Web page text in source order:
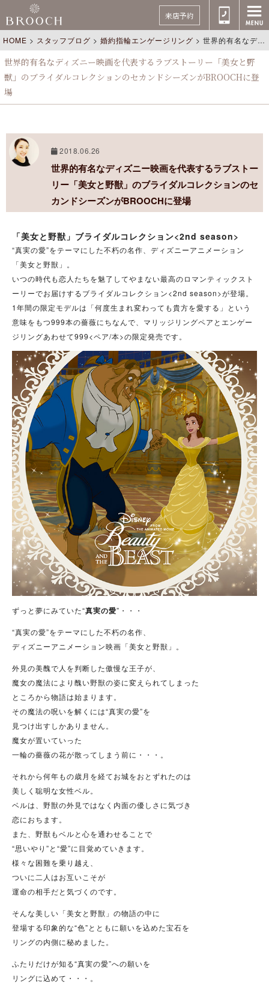
来店予約
HOME > スタッフブログ >婚約指輪エンゲージリング >世界的有名なディズニー映画を代表するラブストーリー「美女と野獣」のブライダルコレクションのセカンドシーズンがBROOCHに登場
世界的有名なディズニー映画を代表するラブストーリー「美女と野
獣」のブライダルコレクションのセカンドシーズンがBROOCHに登
場
2018.06.26
世界的有名なディズニー映画を代表するラブストー
リー「美女と野獣」のブライダルコレクションのセ
カンドシーズンがBROOCHに登場
「美女と野獣」ブライダルコレクション<2nd season>
“真実の愛”をテーマにした不朽の名作、ディズニーアニメーション
「美女と野獣」。
いつの時代も恋人たちを魅了してやまない最高のロマンティックスト
ーリーでお届けするブライダルコレクション<2nd season>が登場。
1年間の限定モデルは「何度生まれ変わっても貴方を愛する」という
意味をもつ999本の薔薇にちなんで、マリッジリングペアとエンゲー
ジリングあわせて999<ペア/本>の限定発売です。
ずっと夢にみていた“真実の愛”・・・
“真実の愛”をテーマにした不朽の名作、
ディズニーアニメーション映画「美女と野獣」。
外見の美醜で人を判断した傲慢な王子が、
魔女の魔法により醜い野獣の姿に変えられてしまった
ところから物語は始まります。
その魔法の呪いを解くには“真実の愛”を
見つけ出すしかありません。
魔女が置いていった
一輪の薔薇の花が散ってしまう前に・・・。
それから何年もの歳月を経てお城をおとずれたのは
美しく聡明な女性ベル。
ベルは、野獣の外見ではなく内面の優しさに気づき
恋におちます。
また、野獣もベルと心を通わせることで
“思いやり”と“愛”に目覚めていきます。
様々な困難を乗り越え、
ついに二人はお互いこそが
運命の相手だと気づくのです。
そんな美しい「美女と野獣」の物語の中に
登場する印象的な“色”とともに願いを込めた宝石を
リングの内側に秘めました。
ふたりだけが知る“真実の愛”への願いを
リングに込めて・・・。